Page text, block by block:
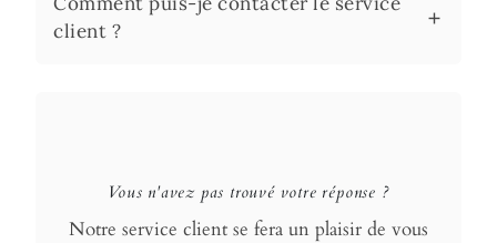
client ?
Vous n'avez pas trouvé votre réponse ?
Notre service client se fera un plaisir de vous